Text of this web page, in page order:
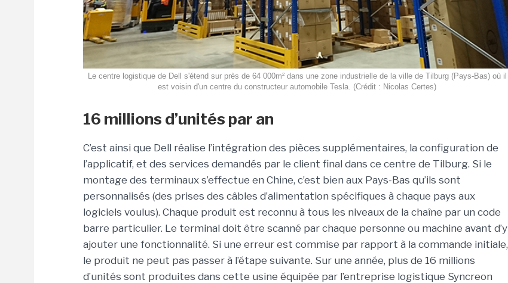
Le centre logistique de Dell s'étend sur près de 64 000m² dans une zone industrielle de la ville de Tilburg (Pays-Bas) où il
est voisin d'un centre du constructeur automobile Tesla. (Crédit : Nicolas Certes)
16 millions d’unités par an
C’est ainsi que Dell réalise l’intégration des pièces supplémentaires, la configuration de
l’applicatif, et des services demandés par le client final dans ce centre de Tilburg. Si le
montage des terminaux s’effectue en Chine, c’est bien aux Pays-Bas qu’ils sont
personnalisés (des prises des câbles d’alimentation spécifiques à chaque pays aux
logiciels voulus). Chaque produit est reconnu à tous les niveaux de la chaîne par un code
barre particulier. Le terminal doit être scanné par chaque personne ou machine avant d’y
ajouter une fonctionnalité. Si une erreur est commise par rapport à la commande initiale,
le produit ne peut pas passer à l’étape suivante. Sur une année, plus de 16 millions
d’unités sont produites dans cette usine équipée par l’entreprise logistique Syncreon